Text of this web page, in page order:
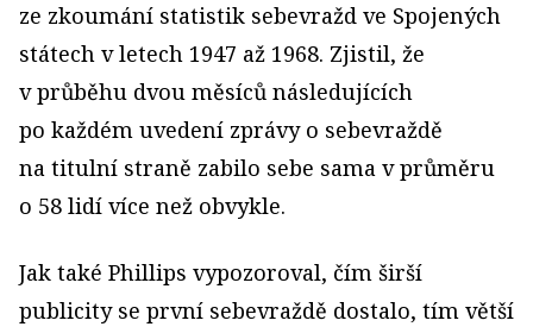
ze zkoumání statistik sebevražd ve Spojených
státech v letech 1947 až 1968. Zjistil, že
v průběhu dvou měsíců následujících
po každém uvedení zprávy o sebevraždě
na titulní straně zabilo sebe sama v průměru
o 58 lidí více než obvykle.
Jak také Phillips vypozoroval, čím širší
publicity se první sebevraždě dostalo, tím větší